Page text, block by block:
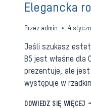
Elegancka
Przez admin 4
Jeśli szukasz
B5 jest właśne dla
prezentuje, ale
występuje w
DOWIEDZ SIĘ WIĘCEJ